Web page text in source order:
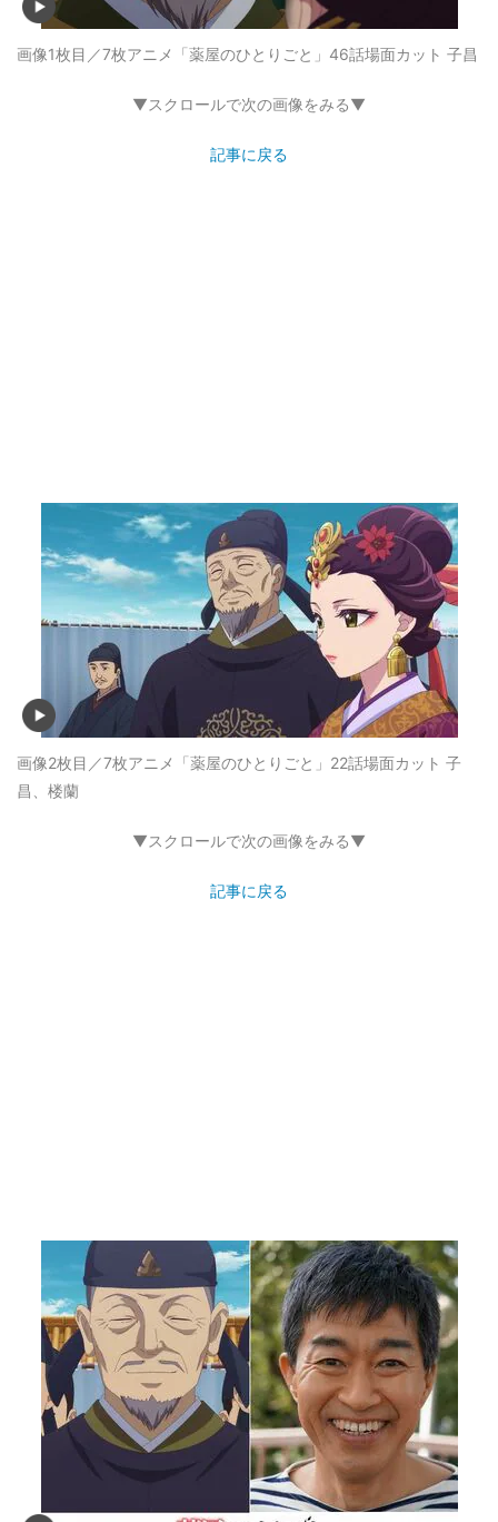
画像1枚目／7枚アニメ「薬屋のひとりごと」46話場面カット 子昌
▼スクロールで次の画像をみる▼
記事に戻る
画像2枚目／7枚アニメ「薬屋のひとりごと」22話場面カット 子
昌、楼蘭
▼スクロールで次の画像をみる▼
記事に戻る